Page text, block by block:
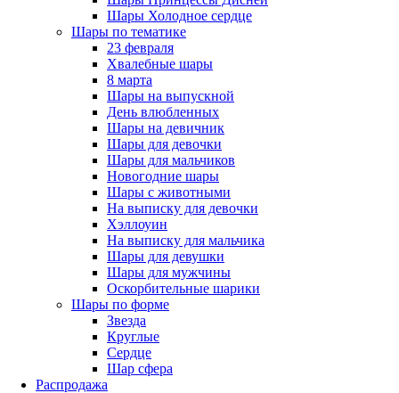
Шары Холодное сердце
Шары по тематике
23 февраля
Хвалебные шары
8 марта
Шары на выпускной
День влюбленных
Шары на девичник
Шары для девочки
Шары для мальчиков
Новогодние шары
Шары с животными
На выписку для девочки
Хэллоуин
На выписку для мальчика
Шары для девушки
Шары для мужчины
Оскорбительные шарики
Шары по форме
Звезда
Круглые
Сердце
Шар сфера
Распродажа